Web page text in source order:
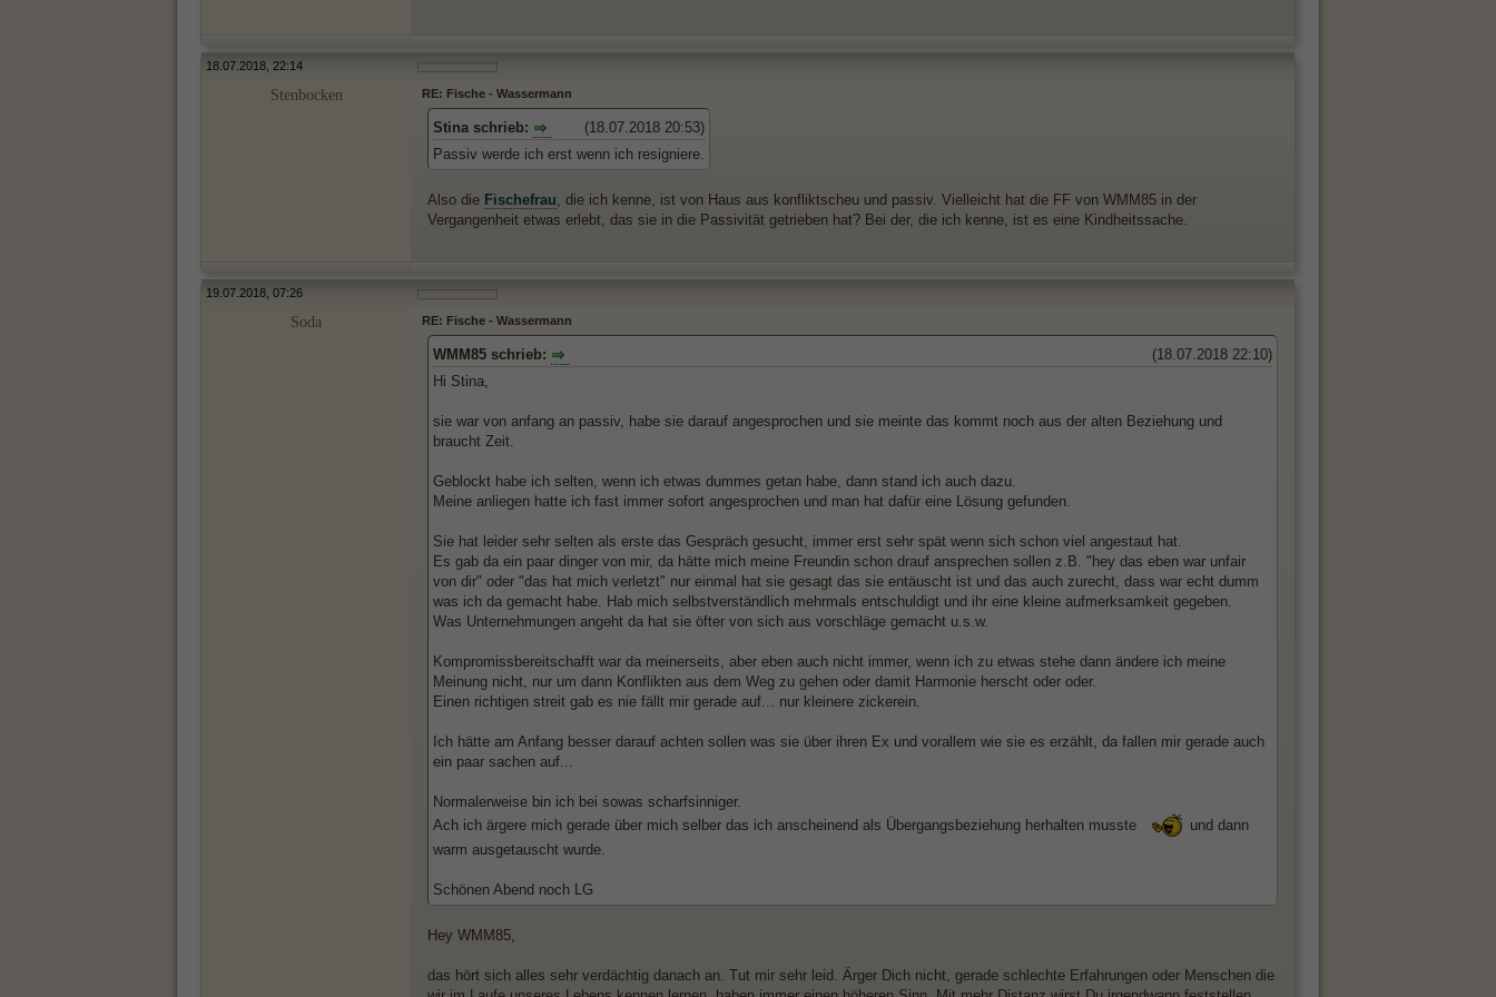
18.07.2018, 22:14
Stenbocken RE: Fische - Wassermann
(18.07.2018 20:53)
Stina schrieb:
Passiv werde ich erst wenn ich resigniere.
Also die Fischefrau, die ich kenne, ist von Haus aus konfliktscheu und passiv. Vielleicht hat die FF von WMM85 in der
Vergangenheit etwas erlebt, das sie in die Passivität getrieben hat? Bei der, die ich kenne, ist es eine Kindheitssache.
19.07.2018, 07:26
Soda RE: Fische - Wassermann
(18.07.2018 22:10)
WMM85 schrieb:
Hi Stina,
sie war von anfang an passiv, habe sie darauf angesprochen und sie meinte das kommt noch aus der alten Beziehung und
braucht Zeit.
Geblockt habe ich selten, wenn ich etwas dummes getan habe, dann stand ich auch dazu.
Meine anliegen hatte ich fast immer sofort angesprochen und man hat dafür eine Lösung gefunden.
Sie hat leider sehr selten als erste das Gespräch gesucht, immer erst sehr spät wenn sich schon viel angestaut hat.
Es gab da ein paar dinger von mir, da hätte mich meine Freundin schon drauf ansprechen sollen z.B. "hey das eben war unfair
von dir" oder "das hat mich verletzt" nur einmal hat sie gesagt das sie entäuscht ist und das auch zurecht, dass war echt dumm
was ich da gemacht habe. Hab mich selbstverständlich mehrmals entschuldigt und ihr eine kleine aufmerksamkeit gegeben.
Was Unternehmungen angeht da hat sie öfter von sich aus vorschläge gemacht u.s.w.
Kompromissbereitschafft war da meinerseits, aber eben auch nicht immer, wenn ich zu etwas stehe dann ändere ich meine
Meinung nicht, nur um dann Konflikten aus dem Weg zu gehen oder damit Harmonie herscht oder oder.
Einen richtigen streit gab es nie fällt mir gerade auf... nur kleinere zickerein.
Ich hätte am Anfang besser darauf achten sollen was sie über ihren Ex und vorallem wie sie es erzählt, da fallen mir gerade auch
ein paar sachen auf...
Normalerweise bin ich bei sowas scharfsinniger.
Ach ich ärgere mich gerade über mich selber das ich anscheinend als Übergangsbeziehung herhalten musste
und dann
warm ausgetauscht wurde.
Schönen Abend noch LG
Hey WMM85,
das hört sich alles sehr verdächtig danach an. Tut mir sehr leid. Ärger Dich nicht, gerade schlechte Erfahrungen oder Menschen die